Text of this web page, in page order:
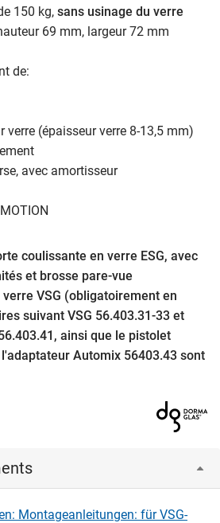
150 kg, sans usinage du verre
69 mm, largeur 72 mm
de:
(épaisseur verre 8-13,5 mm)
avec amortisseur
coulissante en verre ESG, avec
et brosse pare-vue
VSG (obligatoirement en
suivant VSG 56.403.31-33 et
ainsi que le pistolet
Automix 56403.43 sont
Montageanleitungen: für VSG-